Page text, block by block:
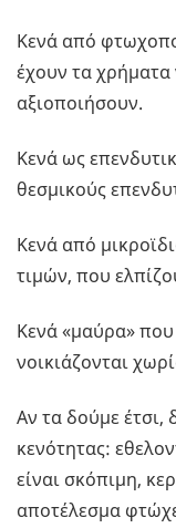
Κενά από
έχουν τα χρήματα
αξιοποιήσουν.
Κενά ως
θεσμικούς
Κενά από
τιμών, που
Κενά «μαύρα»
νοικιάζονται
Αν τα δούμε έτσι,
κενότητας:
είναι σκόπιμη,
αποτέλεσμα